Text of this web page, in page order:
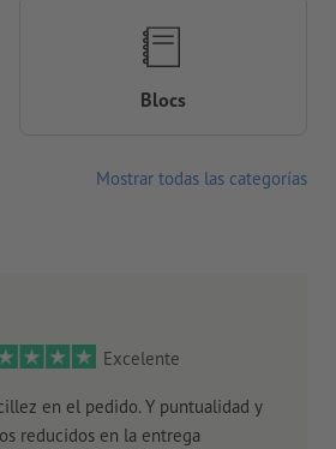
Excelente
en el pedido. Y puntualidad y
reducidos en la entrega
Blocs
Mostrar todas las categorías